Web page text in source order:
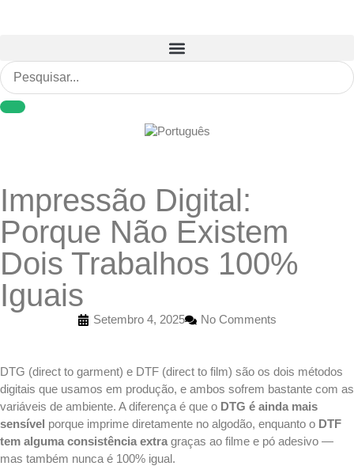
Impressão Digital:
Porque Não Existem
Dois Trabalhos 100%
Iguais
Setembro 4, 2025 No Comments
DTG (direct to garment) e DTF (direct to film) são os dois métodos
digitais que usamos em produção, e ambos sofrem bastante com as
variáveis de ambiente. A diferença é que o DTG é ainda mais
sensível porque imprime diretamente no algodão, enquanto o DTF
tem alguma consistência extra graças ao filme e pó adesivo —
mas também nunca é 100% igual.